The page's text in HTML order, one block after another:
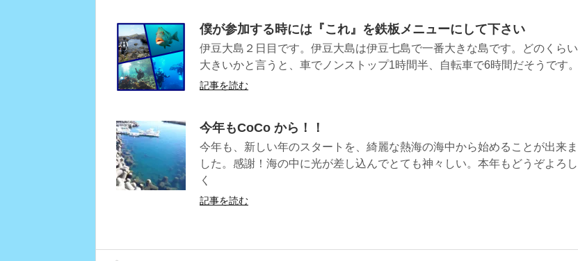
僕が参加する時には『これ』を鉄板メニューにして下さい
伊豆大島２日目です。伊豆大島は伊豆七島で一番大きな島です。どのくらい
大きいかと言うと、車でノンストップ1時間半、自転車で6時間だそうです。
記事を読む
今年もCoCo から！！
今年も、新しい年のスタートを、綺麗な熱海の海中から始めることが出来ま
した。感謝！海の中に光が差し込んでとても神々しい。本年もどうぞよろし
く
記事を読む